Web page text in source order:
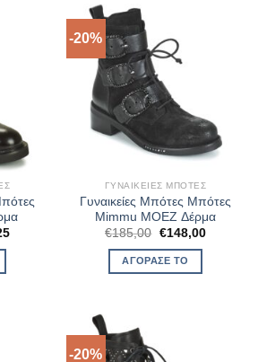
Η
-20%
ΓΥΝΑΙΚΕΊΕΣ ΜΠΌΤΕΣ
Γυναικείες Μπότες Μπότες
Mimmu MOEZ Δέρμα
€185,00 Original
was:
€185,00.
€148,00Η
ΑΓΌΡΑΣΈ ΤΟ
-20%